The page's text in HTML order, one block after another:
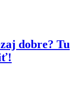
dobre? Tu